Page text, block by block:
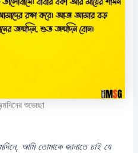
শুভেচ্ছা
আমি তোমাকে জানাতে চাই যে